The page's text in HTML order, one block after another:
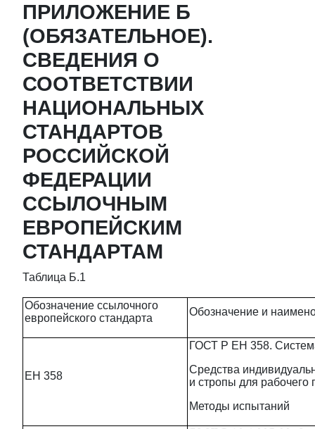
ПРИЛОЖЕНИЕ Б
(ОБЯЗАТЕЛЬНОЕ).
СВЕДЕНИЯ О
СООТВЕТСТВИИ
НАЦИОНАЛЬНЫХ
СТАНДАРТОВ
РОССИЙСКОЙ
ФЕДЕРАЦИИ
ССЫЛОЧНЫМ
ЕВРОПЕЙСКИМ
СТАНДАРТАМ
Таблица Б.1
Обозначение ссылочного
европейского стандарта
Обозначение и
ЕН 358
ГОСТ Р ЕН 358.
Средства
и стропы для
Методы испытаний